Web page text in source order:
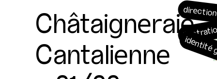
Châtaigneraie
Cantalienne